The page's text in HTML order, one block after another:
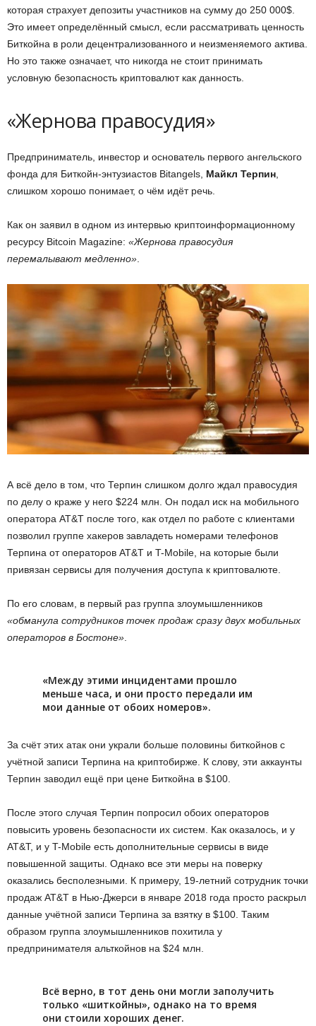
которая страхует депозиты участников на сумму до 250 000$.
Это имеет определённый смысл, если рассматривать ценность
Биткойна в роли децентрализованного и неизменяемого актива.
Но это также означает, что никогда не стоит принимать
условную безопасность криптовалют как данность.
«Жернова правосудия»
Предприниматель, инвестор и основатель первого ангельского
фонда для Биткойн-энтузиастов Bitangels, Майкл Терпин,
слишком хорошо понимает, о чём идёт речь.
Как он заявил в одном из интервью криптоинформационному
ресурсу Bitcoin Magazine: «Жернова правосудия
перемалывают медленно».
А всё дело в том, что Терпин слишком долго ждал правосудия
по делу о краже у него $224 млн. Он подал иск на мобильного
оператора AT&T после того, как отдел по работе с клиентами
позволил группе хакеров завладеть номерами телефонов
Терпина от операторов AT&T и T-Mobile, на которые были
привязан сервисы для получения доступа к криптовалюте.
По его словам, в первый раз группа злоумышленников
«обманула сотрудников точек продаж сразу двух мобильных
операторов в Бостоне»
«Между этими инцидентами прошло
меньше часа, и они просто передали им
мои данные от обоих номеров».
За счёт этих атак они украли больше половины биткойнов с
учётной записи Терпина на криптобирже. К слову, эти аккаунты
Терпин заводил ещё при цене Биткойна в $100.
После этого случая Терпин попросил обоих операторов
повысить уровень безопасности их систем. Как оказалось, и у
AT&T, и у T-Mobile есть дополнительные сервисы в виде
повышенной защиты. Однако все эти меры на поверку
оказались бесполезными. К примеру, 19-летний сотрудник точки
продаж AT&T в Нью-Джерси в январе 2018 года просто раскрыл
данные учётной записи Терпина за взятку в $100. Таким
образом группа злоумышленников похитила у
предпринимателя альткойнов на $24 млн.
Всё верно, в тот день они могли заполучить
только «шиткойны», однако на то время
они стоили хороших денег.